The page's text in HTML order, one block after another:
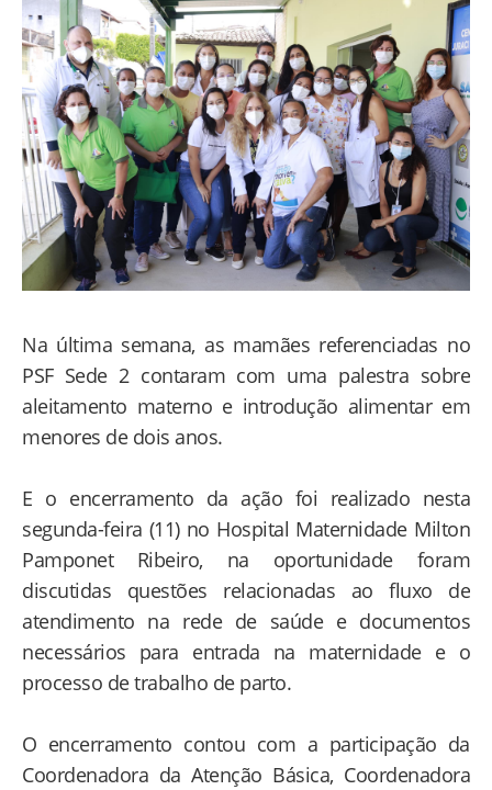
Na última semana, as mamães referenciadas no
PSF Sede 2 contaram com uma palestra sobre
aleitamento materno e introdução alimentar em
menores de dois anos.
E o encerramento da ação foi realizado nesta
segunda-feira (11) no Hospital Maternidade Milton
Pamponet Ribeiro, na oportunidade foram
discutidas questões relacionadas ao fluxo de
atendimento na rede de saúde e documentos
necessários para entrada na maternidade e o
processo de trabalho de parto.
O encerramento contou com a participação da
Coordenadora da Atenção Básica, Coordenadora